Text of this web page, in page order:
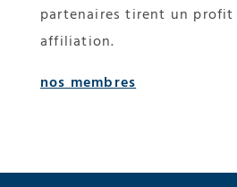
partenaires tirent un profit
affiliation.
nos membres